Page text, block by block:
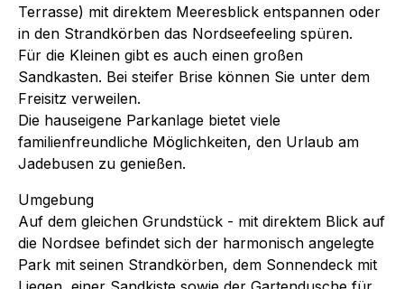
Terrasse) mit direktem Meeresblick entspannen oder
in den Strandkörben das Nordseefeeling spüren.
Für die Kleinen gibt es auch einen großen
Sandkasten. Bei steifer Brise können Sie unter dem
Freisitz verweilen.
Die hauseigene Parkanlage bietet viele
familienfreundliche Möglichkeiten, den Urlaub am
Jadebusen zu genießen.
Umgebung
Auf dem gleichen Grundstück - mit direktem Blick auf
die Nordsee befindet sich der harmonisch angelegte
Park mit seinen Strandkörben, dem Sonnendeck mit